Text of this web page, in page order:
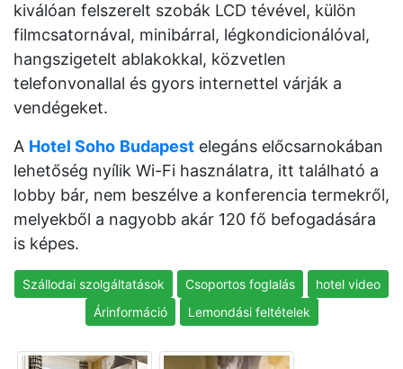
kiválóan felszerelt szobák LCD tévével, külön
filmcsatornával, minibárral, légkondicionálóval,
hangszigetelt ablakokkal, közvetlen
telefonvonallal és gyors internettel várják a
vendégeket.
A Hotel Soho Budapest elegáns előcsarnokában
lehetőség nyílik Wi-Fi használatra, itt található a
lobby bár, nem beszélve a konferencia termekről,
melyekből a nagyobb akár 120 fő befogadására
is képes.
Szállodai szolgáltatások Csoportos foglalás
hotel video
Árinformáció
Lemondási feltételek